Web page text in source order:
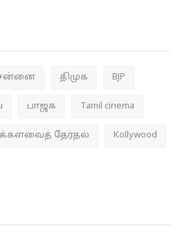
திமுக BJP
பாஜக Tamil cinema
தேர்தல் Kollywood